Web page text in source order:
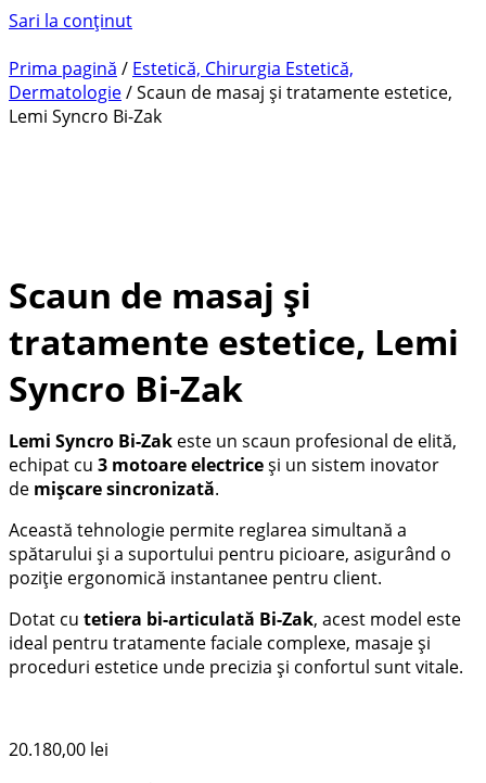
Sari la conținut
Prima pagină / Estetică, Chirurgia Estetică,
Dermatologie/ Scaun de masaj și tratamente estetice,
Lemi Syncro Bi-Zak
Scaun de masaj și
tratamente estetice, Lemi
Syncro Bi-Zak
Lemi Syncro Bi-Zak este un scaun profesional de elită,
echipat cu 3 motoare electriceși un sistem inovator
de mișcare sincronizată.
Această tehnologie permite reglarea simultană a
spătarului și a suportului pentru picioare, asigurând o
poziție ergonomică instantanee pentru client.
Dotat cu tetiera bi-articulată Bi-Zak, acest model este
ideal pentru tratamente faciale complexe, masaje și
proceduri estetice unde precizia și confortul sunt vitale.
20.180,00 lei